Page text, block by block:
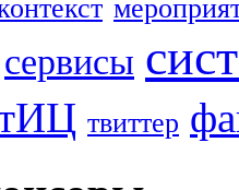
сервисы
твиттер